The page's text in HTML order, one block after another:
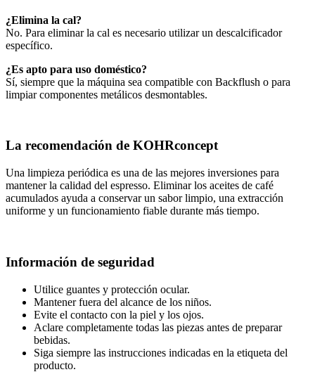
¿Elimina la cal?
No. Para eliminar la cal es necesario utilizar un descalcificador
específico.
¿Es apto para uso doméstico?
Sí, siempre que la máquina sea compatible con Backflush o para
limpiar componentes metálicos desmontables.
La recomendación de KOHRconcept
Una limpieza periódica es una de las mejores inversiones para
mantener la calidad del espresso. Eliminar los aceites de café
acumulados ayuda a conservar un sabor limpio, una extracción
uniforme y un funcionamiento fiable durante más tiempo.
Información de seguridad
Utilice guantes y protección ocular.
Mantener fuera del alcance de los niños.
Evite el contacto con la piel y los ojos.
Aclare completamente todas las piezas antes de preparar
bebidas.
Siga siempre las instrucciones indicadas en la etiqueta del
producto.